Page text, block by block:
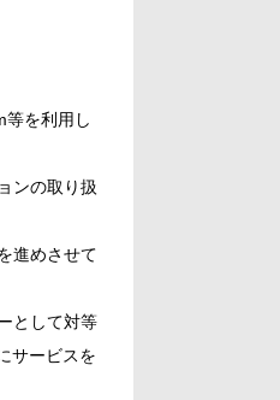
等を利用し
ンの取り扱
進めさせて
として対等
サービスを